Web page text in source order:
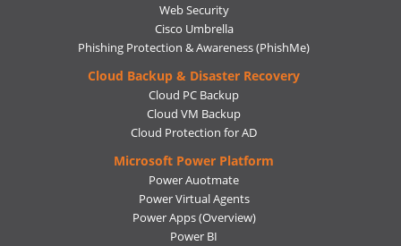
Web Security
Cisco Umbrella
Phishing Protection & Awareness (PhishMe)
Cloud Backup & Disaster Recovery
Cloud PC Backup
Cloud VM Backup
Cloud Protection for AD
Microsoft Power Platform
Power Auotmate
Power Virtual Agents
Power Apps(Overview)
Power BI